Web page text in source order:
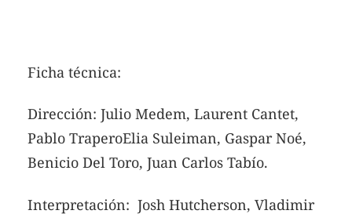
Ficha técnica:
Dirección: Julio Medem, Laurent Cantet,
Pablo TraperoElia Suleiman, Gaspar Noé,
Benicio Del Toro, Juan Carlos Tabío.
Interpretación: Josh Hutcherson, Vladimir